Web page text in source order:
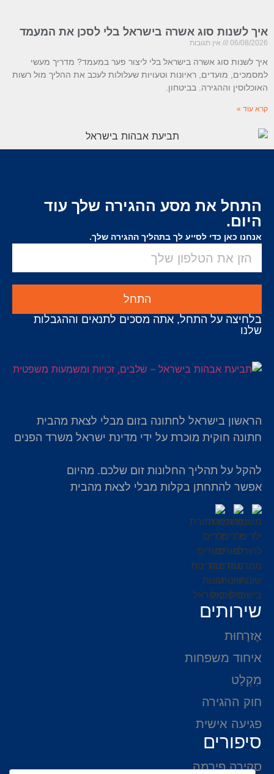
איך לשנות סוג אשרה בישראל בלי לסכן את המעמד
06/08/2026 אין תגובות
איך לשנות סוג אשרה בישראל בלי ליצור פער במעמד? מדריך מעשי
למסמכים, מועדים, ראיונות וטעויות שעלולות לעכב את ההליך מול רשות
האוכלוסין וההגירה. בביטחון.
קרא עוד »
התחל את מסע ההגירה שלך עוד
היום.
אנחנו כאן כדי לסייע לך בתהליך ההגירה שלך.
התחל
בלחיצה על התחל, אתה מסכים לתנאים וההגבלות
שלנו
הראשון בישראל לחתונה בזום מבלי לצאת מהבית
חתונה חוקית מוכרת על ידי מדינת ישראל משרד הפנים
להקל על תהליך החלונות זום שלכם. מהיום
אפשר להתחתן בקלות מבלי לצאת מהבית
שירותים
אֶזרָחוּת
איחוד משפחות
מִקְלָט
חוק ההגירה
פגיעה אישית
סיפורים
סקירה פירמה